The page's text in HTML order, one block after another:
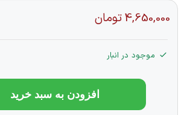
4,650,000تومان
موجود در انبار
افزودن به سبد خرید